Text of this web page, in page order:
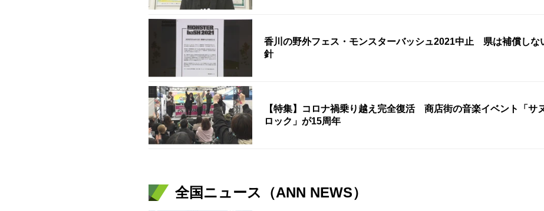
香川の野外フェス・モンスターバッシュ2021中止 県は補償しな
針
【特集】コロナ禍乗り越え完全復活 商店街の音楽イベント「サ
ロック」が15周年
全国ニュース（ANN NEWS）